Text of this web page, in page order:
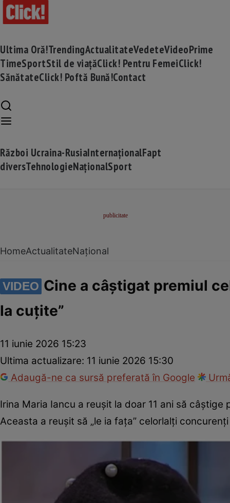
Ultima Oră!TrendingActualitateVedeteVideoPrime
TimeSportStil de viațăClick! Pentru FemeiClick!
SănătateClick! Poftă Bună!Contact
Război Ucraina-RusiaInternaționalFapt
diversTehnologieNaționalSport
HomeActualitateNațional
VIDEO Cine a câștigat premiul
la cuțite”
11 iunie 2026 15:23
Ultima actualizare: 11 iunie 2026 15:30
Adaugă-ne ca sursă preferată în Google
Irina Maria Iancu a reușit la doar 11 ani să
Aceasta a reușit să „le ia fața” celorlalți